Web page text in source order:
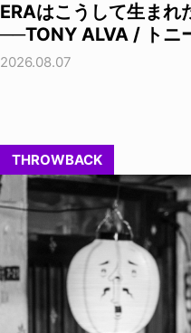
ERAはこうして生まれ
──TONY ALVA / トニ
2026.08.07
THROWBACK